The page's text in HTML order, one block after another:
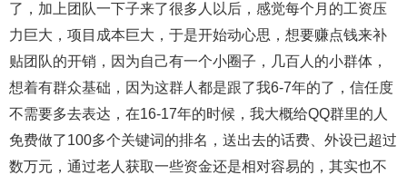
了，加上团队一下子来了很多人以后，感觉每个月的工资压
力巨大，项目成本巨大，于是开始动心思，想要赚点钱来补
贴团队的开销，因为自己有一个小圈子，几百人的小群体，
想着有群众基础，因为这群人都是跟了我6-7年的了，信任度
不需要多去表达，在16-17年的时候，我大概给QQ群里的人
免费做了100多个关键词的排名，送出去的话费、外设已超过
数万元，通过老人获取一些资金还是相对容易的，其实也不